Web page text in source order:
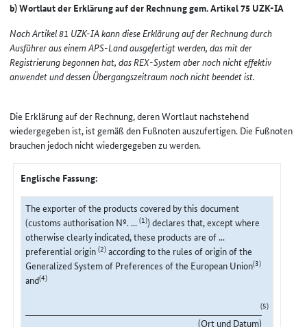
b) Wortlaut der Erklärung auf der Rechnung gem. Artikel 75 UZK-IA
Nach Artikel 81 UZK-IA kann diese Erklärung auf der Rechnung durch
Ausführer aus einem APS-Land ausgefertigt werden, das mit der
Registrierung begonnen hat, das REX-System aber noch nicht effektiv
anwendet und dessen Übergangszeitraum noch nicht beendet ist.
Die Erklärung auf der Rechnung, deren Wortlaut nachstehend
wiedergegeben ist, ist gemäß den Fußnoten auszufertigen. Die Fußnoten
brauchen jedoch nicht wiedergegeben zu werden.
Englische Fassung:
The exporter of the products covered by this document
(customs authorisation Nº. ...(1)) declares that, except where
otherwise clearly indicated, these products are of ...
preferential origin(2)according to the rules of origin of the
Generalized System of Preferences of the European Union(3)
and(4)
(5)
(Ort und Datum)